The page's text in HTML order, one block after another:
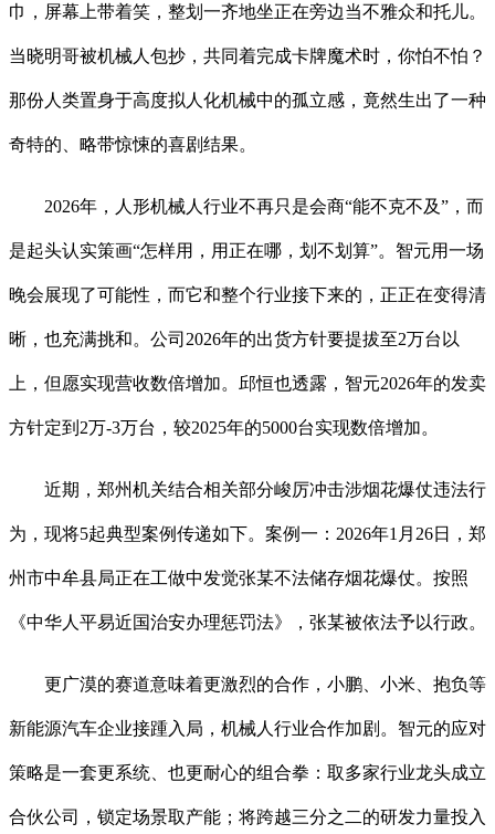
巾，屏幕上带着笑，整划一齐地坐正在旁边当不雅众和托儿。
当晓明哥被机械人包抄，共同着完成卡牌魔术时，你怕不怕？
那份人类置身于高度拟人化机械中的孤立感，竟然生出了一种
奇特的、略带惊悚的喜剧结果。
2026年，人形机械人行业不再只是会商“能不克不及”，而
是起头认实策画“怎样用，用正在哪，划不划算”。智元用一场
晚会展现了可能性，而它和整个行业接下来的，正正在变得清
晰，也充满挑和。公司2026年的出货方针要提拔至2万台以
上，但愿实现营收数倍增加。邱恒也透露，智元2026年的发卖
方针定到2万-3万台，较2025年的5000台实现数倍增加。
近期，郑州机关结合相关部分峻厉冲击涉烟花爆仗违法行
为，现将5起典型案例传递如下。案例一：2026年1月26日，郑
州市中牟县局正在工做中发觉张某不法储存烟花爆仗。按照
《中华人平易近国治安办理惩罚法》，张某被依法予以行政。
更广漠的赛道意味着更激烈的合作，小鹏、小米、抱负等
新能源汽车企业接踵入局，机械人行业合作加剧。智元的应对
策略是一套更系统、也更耐心的组合拳：取多家行业龙头成立
合伙公司，锁定场景取产能；将跨越三分之二的研发力量投入